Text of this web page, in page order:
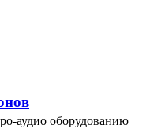
аудио оборудованию